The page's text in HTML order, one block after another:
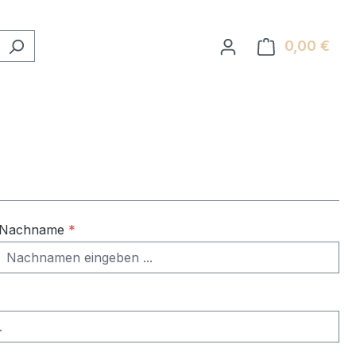
0,00 €
Nachname *